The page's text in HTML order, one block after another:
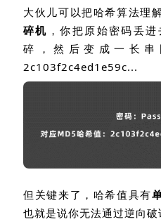
大伙儿可以把哈希算法理
碎机 ，你把原始密码丢
碎，然后变成一长
2c103f2c4ed1e59c...
但关键来了，哈希值具有
也就是说你无法通过逆向破